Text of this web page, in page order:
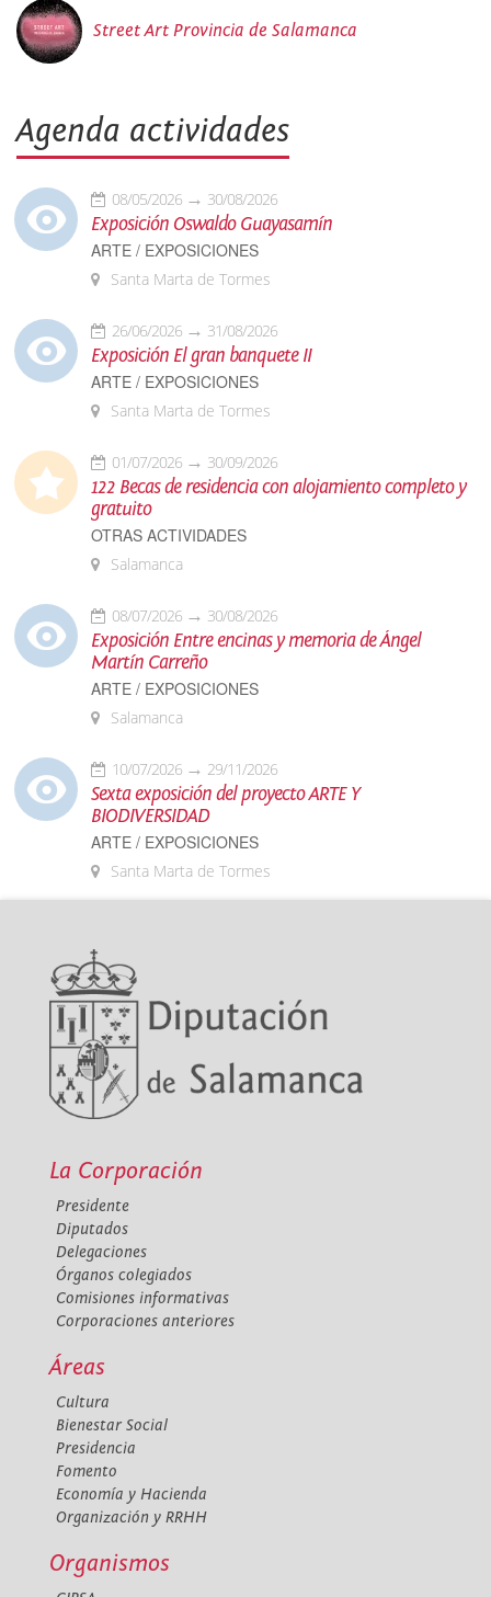
Street Art Provincia de Salamanca
Agenda actividades
08/05/2026 30/08/2026
Exposición Oswaldo Guayasamín
ARTE / EXPOSICIONES
Santa Marta de Tormes
26/06/2026 31/08/2026
Exposición El gran banquete II
ARTE / EXPOSICIONES
Santa Marta de Tormes
01/07/2026 30/09/2026
122 Becas de residencia con alojamiento completo y
gratuito
OTRAS ACTIVIDADES
Salamanca
08/07/2026 30/08/2026
Exposición Entre encinas y memoria de Ángel
Martín Carreño
ARTE / EXPOSICIONES
Salamanca
10/07/2026 29/11/2026
Sexta exposición del proyecto ARTE Y
BIODIVERSIDAD
ARTE / EXPOSICIONES
Santa Marta de Tormes
La Corporación
Presidente
Diputados
Delegaciones
Órganos colegiados
Comisiones informativas
Corporaciones anteriores
Áreas
Cultura
Bienestar Social
Presidencia
Fomento
Economía y Hacienda
Organización y RRHH
Organismos